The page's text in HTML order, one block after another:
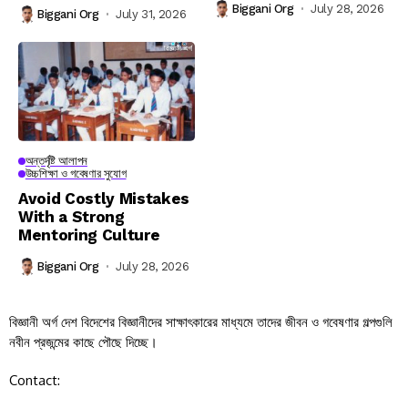
Biggani Org July 31, 2026 Biggani Org July 28, 2026
অন্তর্দৃষ্টি আলাপন
উচ্চশিক্ষা ও গবেষণার সুযোগ
Avoid Costly Mistakes
With a Strong
Mentoring Culture
Biggani Org July 28, 2026
বিজ্ঞানী অর্গ দেশ বিদেশের বিজ্ঞানীদের সাক্ষাৎকারের মাধ্যমে তাদের জীবন ও গবেষণার গল্পগুলি
নবীন প্রজন্মের কাছে পৌছে দিচ্ছে।
Contact: